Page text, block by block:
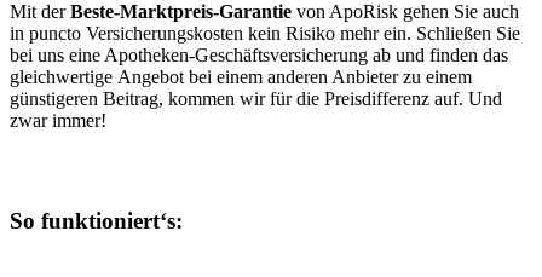
Mit derBeste-Marktpreis-Garantie von ApoRisk gehen Sie auch
in puncto Versicherungskosten kein Risiko mehr ein. Schließen Sie
bei uns eine Apotheken-Geschäftsversicherung ab und finden das
gleichwertige Angebot bei einem anderen Anbieter zu einem
günstigeren Beitrag, kommen wir für die Preisdifferenz auf. Und
zwar immer!
So funktioniert‘s: